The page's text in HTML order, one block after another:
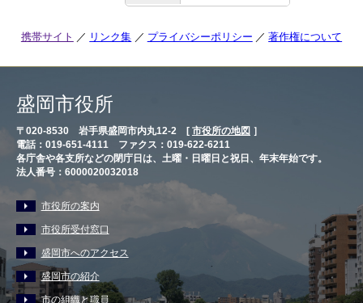
携帯サイト リンク集 プライバシーポリシー 著作権について
盛岡市役所
〒020-8530 岩手県盛岡市内丸12-2 [ 市役所の地図 ］
電話：019-651-4111 ファクス：019-622-6211
各庁舎や各支所などの閉庁日は、土曜・日曜日と祝日、年末年始です。
法人番号：6000020032018
市役所の案内
市役所受付窓口
盛岡市へのアクセス
盛岡市の紹介
市の組織と職員